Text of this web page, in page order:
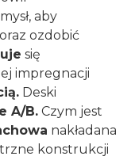
aby
ozdobić
się
impregnacji
Deski
A/B. Czym jest
nakładana
konstrukcji